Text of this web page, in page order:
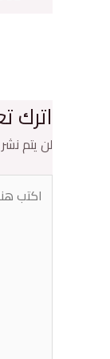
اترك
لن يتم